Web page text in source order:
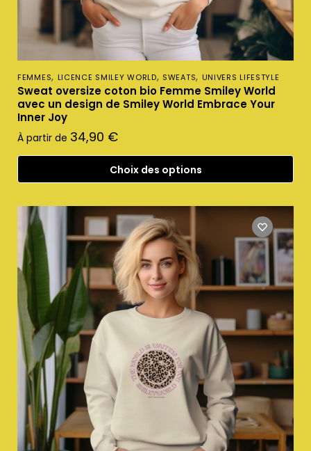
FEMMES, LICENCE SMILEY WORLD, SWEATS, UNIVERS LIFESTYLE
Sweat oversize coton bio Femme Smiley World
avec un design de Smiley World Embrace Your
Inner Joy
À partir de 34,90 €
Choix des options